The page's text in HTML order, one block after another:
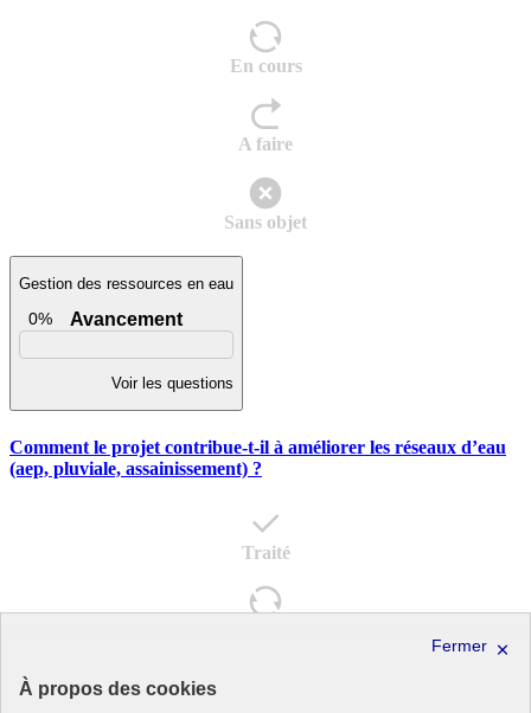
En cours
A faire
Sans objet
Gestion des ressources en eau
Avancement
0%
Voir les questions
Comment le projet contribue-t-il à améliorer les réseaux d’eau
(aep, pluviale, assainissement) ?
Traité
À propos des cookies